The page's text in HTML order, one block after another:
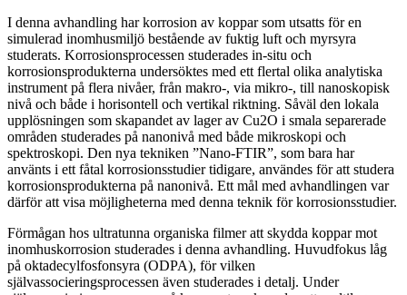
I denna avhandling har korrosion av koppar som utsatts för en
simulerad inomhusmiljö bestående av fuktig luft och myrsyra
studerats. Korrosionsprocessen studerades in-situ och
korrosionsprodukterna undersöktes med ett flertal olika analytiska
instrument på flera nivåer, från makro-, via mikro-, till nanoskopisk
nivå och både i horisontell och vertikal riktning. Såväl den lokala
upplösningen som skapandet av lager av Cu2O i smala separerade
områden studerades på nanonivå med både mikroskopi och
spektroskopi. Den nya tekniken ”Nano-FTIR”, som bara har
använts i ett fåtal korrosionsstudier tidigare, användes för att studera
korrosionsprodukterna på nanonivå. Ett mål med avhandlingen var
därför att visa möjligheterna med denna teknik för korrosionsstudier.
Förmågan hos ultratunna organiska filmer att skydda koppar mot
inomhuskorrosion studerades i denna avhandling. Huvudfokus låg
på oktadecylfosfonsyra (ODPA), för vilken
självassocieringsprocessen även studerades i detalj. Under